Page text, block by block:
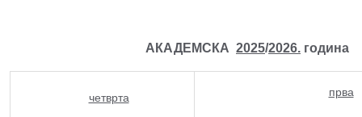
АКАДЕМСКА 2025/2026. година
четврта прва